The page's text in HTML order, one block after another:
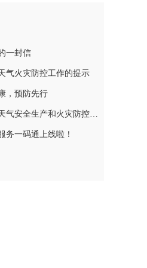
一封信
气火灾防控工作的提示
，预防先行
关于加强寒冷低温天气安全生产和火灾防控工作的提示
务一码通上线啦！